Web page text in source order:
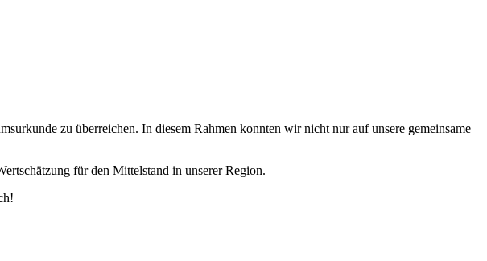
zu überreichen. In diesem Rahmen konnten wir nicht nur auf unsere gemeinsame
für den Mittelstand in unserer Region.